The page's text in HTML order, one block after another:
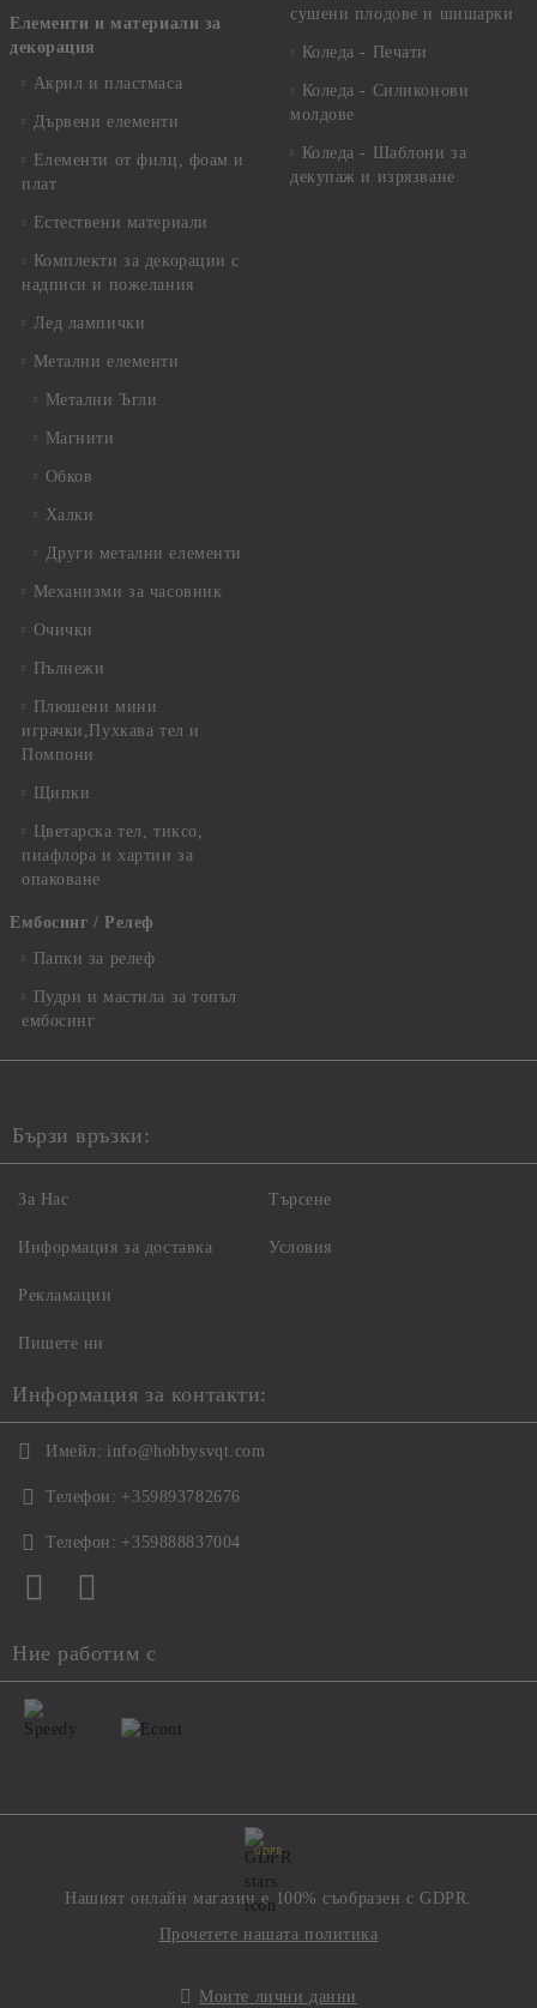
Елементи и материали за
декорация
Акрил и пластмаса
Дървени елементи
Елементи от филц, фоам и
плат
Естествени материали
Комплекти за декорации с
надписи и пожелания
Лед лампички
Метални елементи
Метални Ъгли
Магнити
Обков
Халки
Други метални елементи
Механизми за часовник
Очички
Пълнежи
Плюшени мини
играчки,Пухкава тел и
Помпони
Щипки
Цветарска тел, тиксо,
пиафлора и хартии за
опаковане
Ембосинг / Релеф
Папки за релеф
Пудри и мастила за топъл
ембосинг
сушени плодове и шишарки
Коледа - Печати
Коледа - Силиконови
молдове
Коледа - Шаблони за
декупаж и изрязване
Бързи връзки:
За Нас
Информация за доставка
Рекламации
Пишете ни
Търсене
Условия
Информация за контакти:
Имейл: info@hobbysvqt.com
Телефон: +359893782676
Телефон: +359888837004
Ние работим с
GDPR
Нашият онлайн магазин е 100% съобразен с GDPR.
Прочетете нашата политика
Моите лични данни